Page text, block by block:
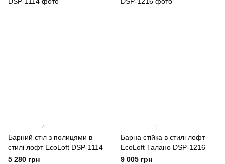
4
Барний стіл з полицями в
стилі лофт EcoLoft DSP-1114
5 280 грн
1
Барна стійка в стилі лофт
EcoLoft Талано DSP-1216
9 005 грн